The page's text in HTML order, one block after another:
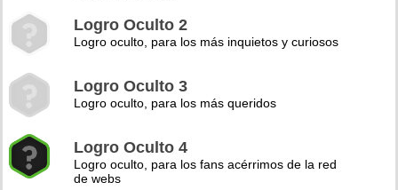
Logro Oculto 2
Logro oculto, para los más inquietos y curiosos
Logro Oculto 3
Logro oculto, para los más queridos
Logro Oculto 4
Logro oculto, para los fans acérrimos de la red
de webs